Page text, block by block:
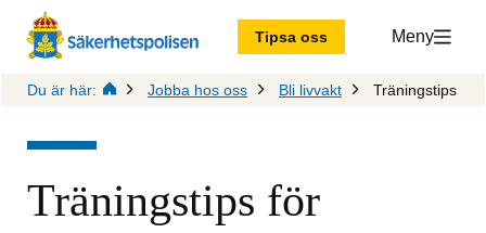
Tipsa oss Meny
Du är här: Jobba hos oss Bli livvakt Träningstips
Träningstips för